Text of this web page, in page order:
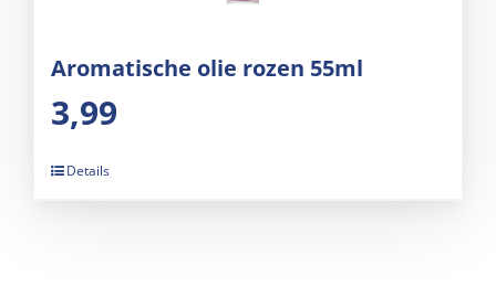
Aromatische olie rozen 55ml
3,99
Details